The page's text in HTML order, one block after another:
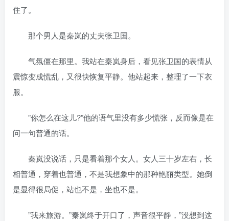
住了。
那个男人是秦岚的丈夫张卫国。
气氛僵在那里。我站在秦岚身后，看见张卫国的表情从
震惊变成慌乱，又很快恢复平静。他站起来，整理了一下衣
服。
”你怎么在这儿?”他的语气里没有多少慌张，反而像是在
问一句普通的话。
秦岚没说话，只是看着那个女人。女人三十岁左右，长
相普通，穿着也普通，不是我想象中的那种艳丽类型。她倒
是显得很局促，站也不是，坐也不是。
”我来旅游。”秦岚终于开口了，声音很平静，”没想到这